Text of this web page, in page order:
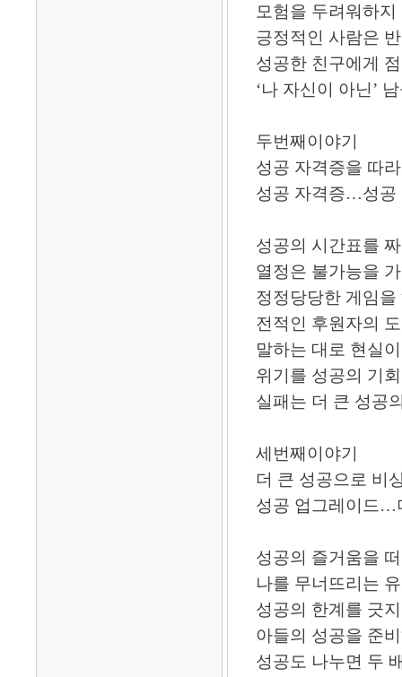
모험을 두려워하
긍정적인 사람은
성공한 친구에게
‘나 자신이 아닌’
두번째이야기
성공 자격증을 따라
성공 자격증…성공
성공의 시간표를
열정은 불가능을
정정당당한 게임을
전적인 후원자의
말하는 대로 현실
위기를 성공의 기
실패는 더 큰 성공
세번째이야기
더 큰 성공으로 비
성공 업그레이드…
성공의 즐거움을
나를 무너뜨리는
성공의 한계를 긋
아들의 성공을 준
성공도 나누면 두